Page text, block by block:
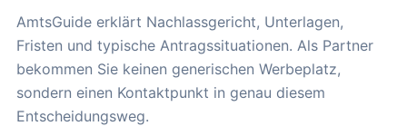
AmtsGuide erklärt Nachlassgericht, Unterlagen,
Fristen und typische Antragssituationen. Als Partner
bekommen Sie keinen generischen Werbeplatz,
sondern einen Kontaktpunkt in genau diesem
Entscheidungsweg.